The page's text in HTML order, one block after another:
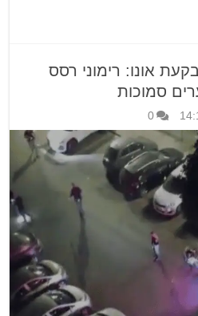
אונו: רימוני רסס
סמוכות
0